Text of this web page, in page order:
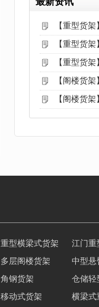
【重型货
【重型货
【重型货
【阁楼货
【阁楼货
重型横梁式货架
江门重
多层阁楼货架
中型悬
角钢货架
仓储轻
移动式货架
横梁式
深圳阁楼货架 佛山重